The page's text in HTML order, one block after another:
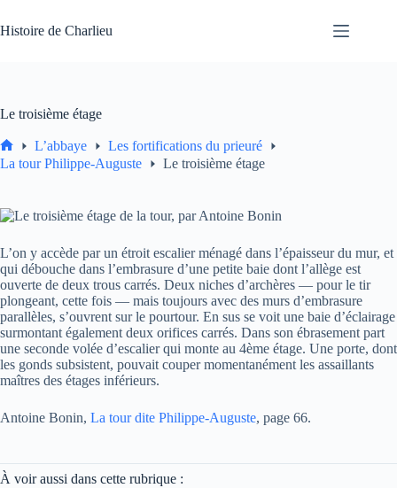
au
contenu
Histoire de Charlieu
Le troisième étage
Accueil
L’abbaye
Les fortifications du prieuré
La tour Philippe-Auguste
Le troisième étage
L’on y accède par un étroit escalier ménagé dans l’épaisseur du mur, et
qui débouche dans l’embrasure d’une petite baie dont l’allège est
ouverte de deux trous carrés. Deux niches d’archères — pour le tir
plongeant, cette fois — mais toujours avec des murs d’embrasure
parallèles, s’ouvrent sur le pourtour. En sus se voit une baie d’éclairage
surmontant également deux orifices carrés. Dans son ébrasement part
une seconde volée d’escalier qui monte au 4ème étage. Une porte, dont
les gonds subsistent, pouvait couper momentanément les assaillants
maîtres des étages inférieurs.
Antoine Bonin, La tour dite Philippe-Auguste, page 66.
À voir aussi dans cette rubrique :